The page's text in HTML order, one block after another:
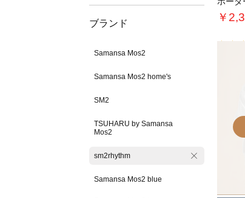
ブランド
Samansa Mos2
Samansa Mos2 home's
SM2
TSUHARU by Samansa
Mos2
sm2rhythm
Samansa Mos2 blue
￥